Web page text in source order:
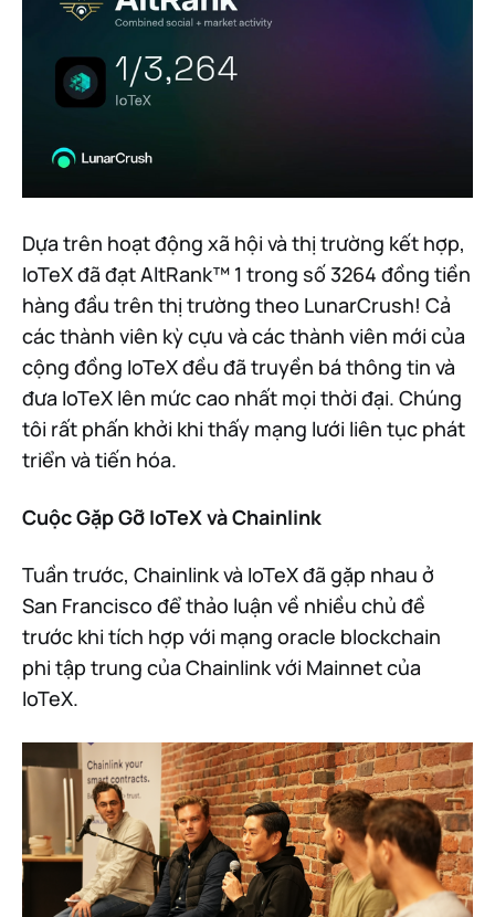
Dựa trên hoạt động xã hội và thị trường kết hợp,
IoTeX đã đạt AltRank™ 1 trong số 3264 đồng tiền
hàng đầu trên thị trường theo LunarCrush! Cả
các thành viên kỳ cựu và các thành viên mới của
cộng đồng IoTeX đều đã truyền bá thông tin và
đưa IoTeX lên mức cao nhất mọi thời đại. Chúng
tôi rất phấn khởi khi thấy mạng lưới liên tục phát
triển và tiến hóa.
Cuộc Gặp Gỡ IoTeX và Chainlink
Tuần trước, Chainlink và IoTeX đã gặp nhau ở
San Francisco để thảo luận về nhiều chủ đề
trước khi tích hợp với mạng oracle blockchain
phi tập trung của Chainlink với Mainnet của
IoTeX.